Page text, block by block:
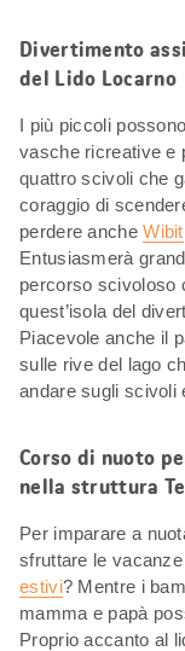
Divertimento
del Lido Locarno
I più piccoli
vasche ricreative e
quattro scivoli che
coraggio di
perdere ancheWibit
Entusiasmerà
percorso scivoloso
quest’isola del
Piacevole anche il
sulle rive del lago
andare sugli scivoli
Corso di nuoto
nella struttura
Per imparare a
sfruttare le
estivi? Mentre i
mamma e papà
Proprio accanto al